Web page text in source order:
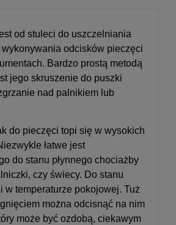
od stuleci do uszczelniania
odcisków pieczęci
Bardzo prostą metodą
jego skruszenie do puszki
nad palnikiem lub
do pieczęci topi się w wysokich
łatwe jest
do stanu płynnego chociażby
czy świecy. Do stanu
w temperaturze pokojowej. Tuż
można odcisnąć na nim
może być ozdobą, ciekawym